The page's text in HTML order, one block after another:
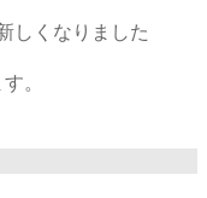
しくなりました
。